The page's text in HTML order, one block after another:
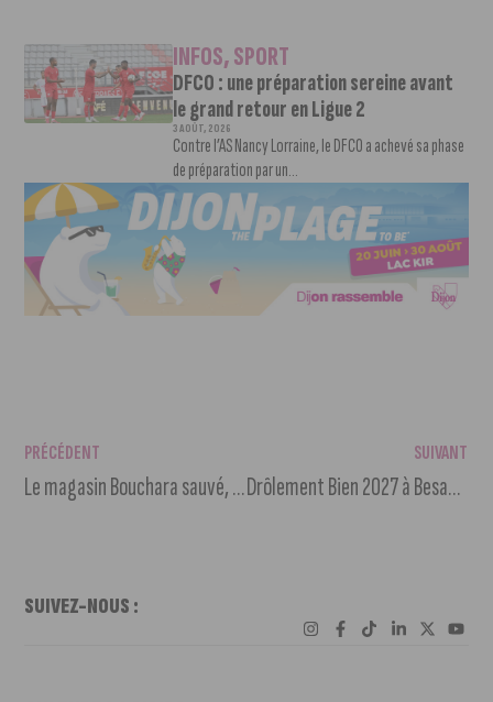
INFOS,SPORT
DFCO : une préparation sereine avant
le grand retour en Ligue 2
3 AOÛT, 2026
Contre l’AS Nancy Lorraine, le DFCO a achevé sa phase
de préparation par un...
PRÉCÉDENT
Le magasin Bouchara sauvé, mais avec une équipe réduite
SUIVANT
Drôlement Bien 2027 à Besançon : la programmation XXL dévoilée
SUIVEZ-NOUS :